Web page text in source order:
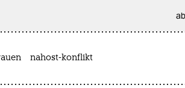
nahost-konflikt